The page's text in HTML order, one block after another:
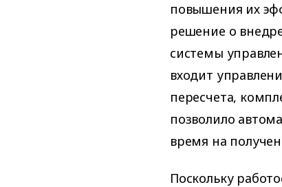
повышения их
решение о
системы
входит
пересчета,
позволило
время на
Поскольку